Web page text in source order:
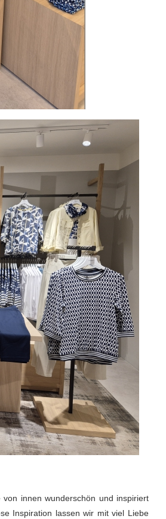
innen wunderschön und inspiriert
Inspiration lassen wir mit viel Liebe